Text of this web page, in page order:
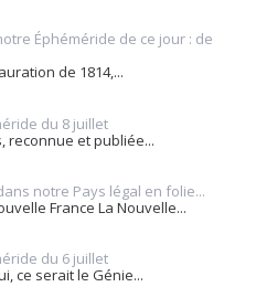
Éphéméride de ce jour : de
de 1814,...
du 8 juillet
reconnue et publiée...
notre Pays légal en folie...
France La Nouvelle...
du 6 juillet
ce serait le Génie...